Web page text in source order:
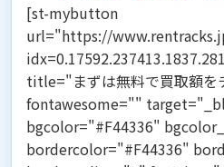
[st-mybutton
url="https://
title="まずは無料で買取額
fontawesome=""
bgcolor="#F44336"
bordercolor="#F44336"